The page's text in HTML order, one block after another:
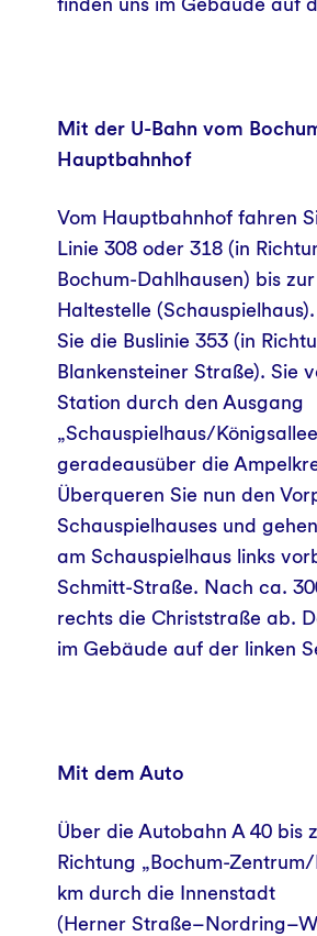
Mit der U-Bahn vom
Hauptbahnhof
Vom Hauptbahnhof fahren
Linie 308 oder 318 (in
Bochum-Dahlhausen) bis
Haltestelle
Sie die Buslinie 353 (in
Blankensteiner Straße). Sie
Station durch den Ausgang
„Schauspielhaus/
geradeausüber die
Überqueren Sie nun den
Schauspielhauses und
am Schauspielhaus links
Schmitt-Straße. Nach ca.
rechts die Christstraße ab.
im Gebäude auf der linken
Mit dem Auto
Über die Autobahn A 40 bis
Richtung „Bochum-
km durch die Innenstadt
(Herner